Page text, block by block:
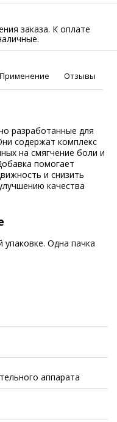
заказа. К оплате
Применение Отзывы
разработанные для
содержат комплекс
на смягчение боли и
помогает
и снизить
качества
упаковке. Одна пачка
аппарата